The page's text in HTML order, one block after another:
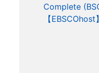
Complete
【EBSCOhost】